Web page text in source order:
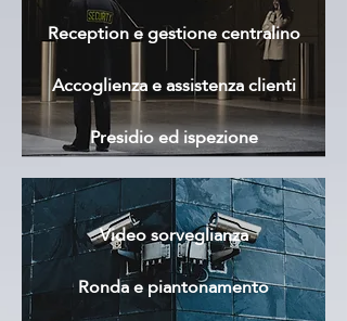
Reception e gestione centralino
Accoglienza e assistenza clienti
Presidio ed ispezione
Video sorveglianza
Ronda e piantonamento